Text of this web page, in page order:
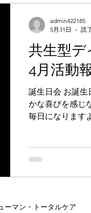
共生型
4月活動
誕生日会 お誕
かな喜びを感じ
毎日になります
けやお抹茶は「
喫されていま
admin422185
5月31日
読
ーマン・トータルケア